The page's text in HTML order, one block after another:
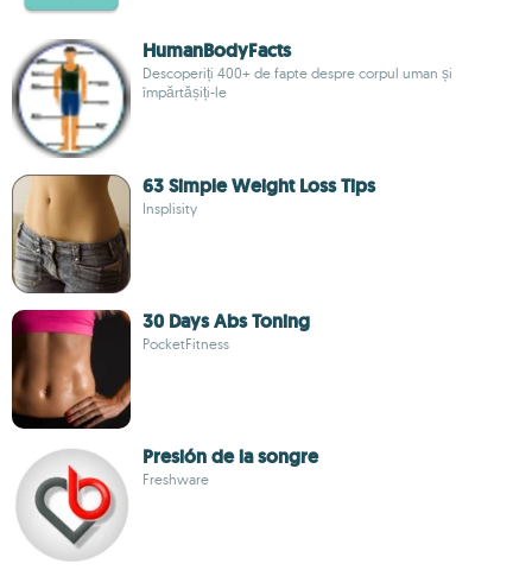
HumanBodyFacts
Descoperiți 400+ de fapte despre corpul uman și
împărtășiți-le
63 Simple Weight Loss Tips
Insplisity
30 Days Abs Toning
PocketFitness
Presión de la songre
Freshware